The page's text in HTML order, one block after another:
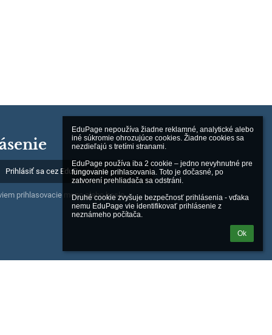
EduPage nepoužíva žiadne reklamné, analytické alebo
iné súkromie ohrozujúce cookies. Žiadne cookies sa
nezdieľajú s tretími stranami.
EduPage používa iba 2 cookie – jedno nevyhnutné pre
fungovanie prihlasovania. Toto je dočasné, po
zatvorení prehliadača sa odstráni.
Druhé cookie zvyšuje bezpečnosť prihlásenia - vďaka
nemu EduPage vie identifikovať prihlásenie z
neznámeho počítača.
Ok
Prihlásiť sa cez EduPage účet
prihlasovacie meno alebo heslo